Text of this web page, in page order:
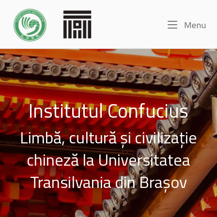
content
Home
Menu
Institutul Confucius
Limbă, cultură și civilizație
chineză la Universitatea
Transilvania din Brașov